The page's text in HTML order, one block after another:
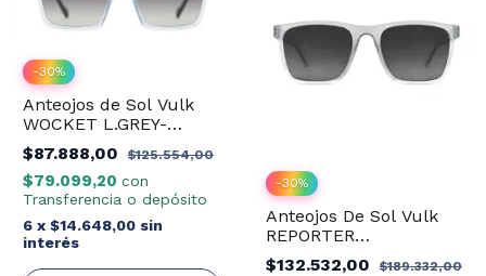
-30%
Anteojos de Sol Vulk
WOCKET L.GREY-
MBLK/DRT-03
$87.888,00 $125.554,00
$79.099,20 con
Transferencia o depósito
6 x $14.648,00 sin
interés
-30%
Anteojos De Sol Vulk
REPORTER
L.GREY/DRT-03
$132.532,00 $189.332,00